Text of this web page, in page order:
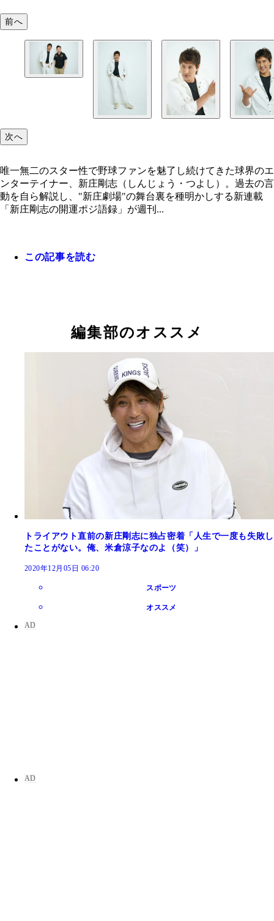
阪神タイガース時代に知り合い、親交の深いイン
ーマン山下（右）。「つーやん」「しげちゃん」
合う旧知の仲
ップ。新庄さん自ら超真剣に解説します！
前へ
次へ
唯一無二のスター性で野球ファンを魅了し続けてきた球界のエ
ンターテイナー、新庄剛志（しんじょう・つよし）。過去の言
動を自ら解説し、"新庄劇場"の舞台裏を種明かしする新連載
「新庄剛志の開運ポジ語録」が週刊...
この記事を読む
編集部のオススメ
トライアウト直前の新庄剛志に独占密着「人生で一度も失敗し
たことがない。俺、米倉涼子なのよ（笑）」
2020年12月05日 06:20
スポーツ
オススメ